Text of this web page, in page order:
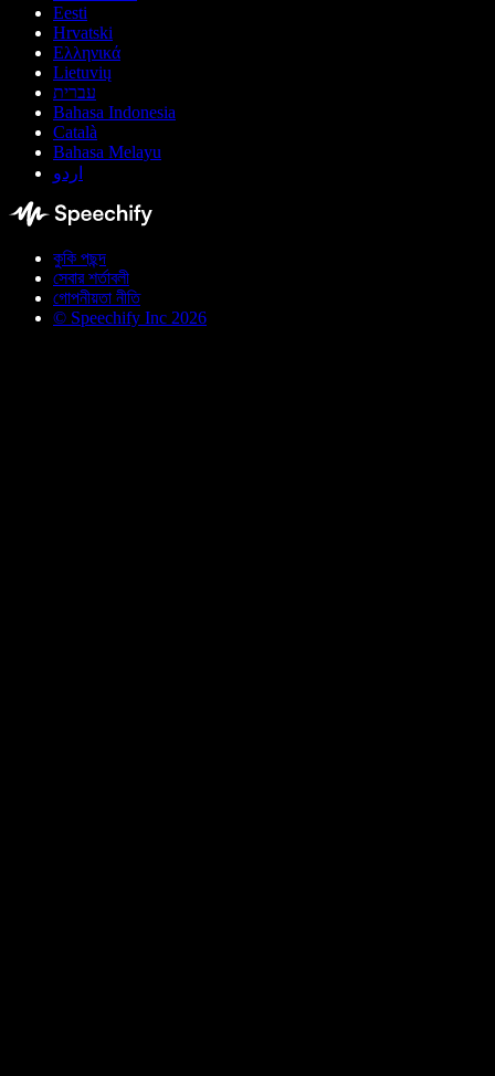
Eesti
Hrvatski
Ελληνικά
Lietuvių
עברית
Bahasa Indonesia
Català
Bahasa Melayu
اردو
কুকি পছন্দ
সেবার শর্তাবলী
গোপনীয়তা নীতি
© Speechify Inc 2026